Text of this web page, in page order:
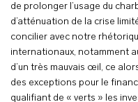
de prolonger l’usage du
d’atténuation de la crise
concilier avec notre
internationaux, notamment
d’un très mauvais œil, ce
des exceptions pour le
qualifiant de « verts » les